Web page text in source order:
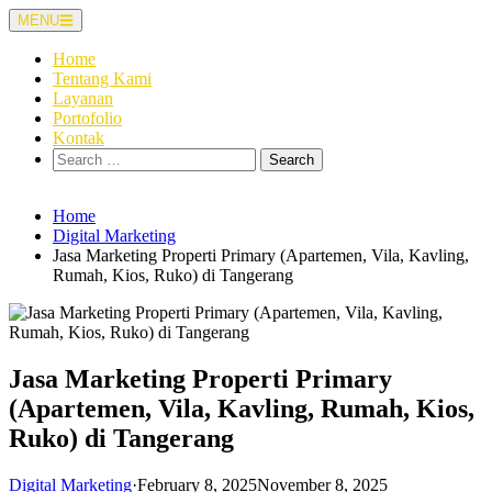
Skip
to
content
MENU
Home
Tentang Kami
Layanan
Portofolio
Kontak
Search
for:
Home
Digital Marketing
Jasa Marketing Properti Primary (Apartemen, Vila, Kavling,
Rumah, Kios, Ruko) di Tangerang
Jasa Marketing Properti Primary
(Apartemen, Vila, Kavling, Rumah, Kios,
Ruko) di Tangerang
Digital Marketing·February 8, 2025November 8, 2025